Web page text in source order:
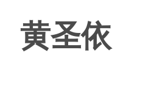
黄圣依